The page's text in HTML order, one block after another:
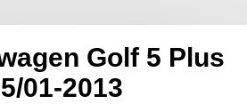
Golf 5 Plus
01-2013